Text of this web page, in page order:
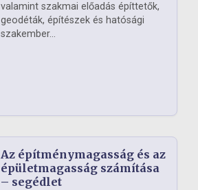
valamint szakmai előadás építtetők,
geodéták, építészek és hatósági
szakember...
Az építménymagasság és az
épületmagasság számítása
– segédlet